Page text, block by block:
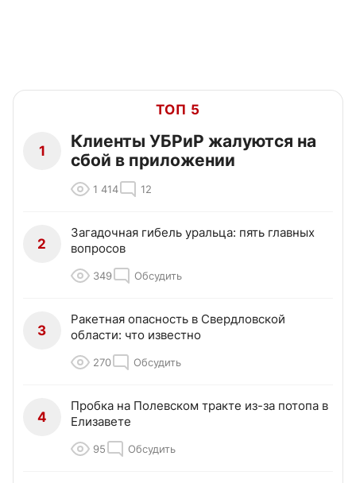
ТОП 5
1
Клиенты УБРиР жалуются на
сбой в приложении
1 414 12
2
Загадочная гибель уральца: пять главных
вопросов
349 Обсудить
3
Ракетная опасность в Свердловской
области: что известно
270 Обсудить
4
Пробка на Полевском тракте из-за потопа в
Елизавете
95 Обсудить